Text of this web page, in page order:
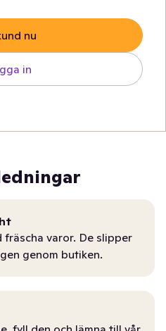
nu
in
varor. De slipper
genom butiken.